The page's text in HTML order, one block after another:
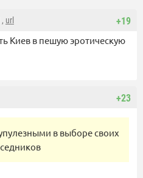
+19
url
Киев в пешую эротическую
+23
в выборе своих